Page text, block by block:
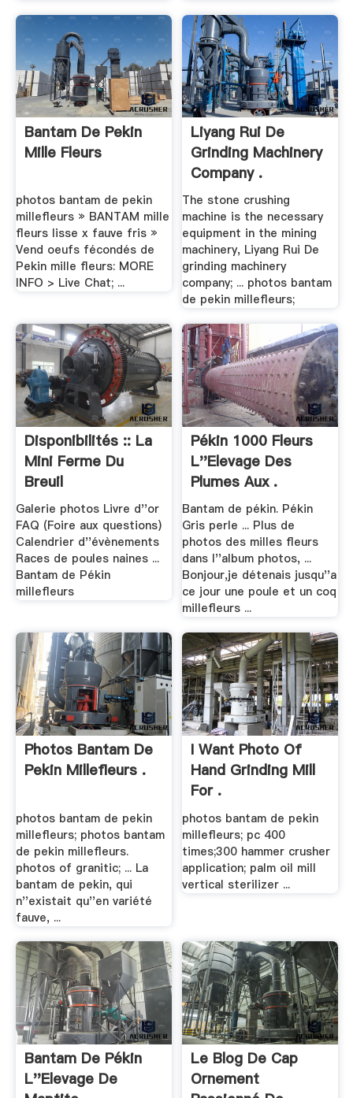
Bantam De Pekin
Mille Fleurs
photos bantam de pekin
millefleurs » BANTAM mille
fleurs lisse x fauve fris »
Vend oeufs fécondés de
Pekin mille fleurs: MORE
INFO > Live Chat; ...
Liyang Rui De
Grinding Machinery
Company .
The stone crushing
machine is the necessary
equipment in the mining
machinery, Liyang Rui De
grinding machinery
company; ... photos bantam
de pekin millefleurs;
Disponibilités :: La
Mini Ferme Du
Breuil
Galerie photos Livre d''or
FAQ (Foire aux questions)
Calendrier d''évènements
Races de poules naines ...
Bantam de Pékin
millefleurs
Pékin 1000 Fleurs
L''elevage Des
Plumes Aux .
Bantam de pékin. Pékin
Gris perle ... Plus de
photos des milles fleurs
dans l''album photos, ...
Bonjour,je détenais jusqu''a
ce jour une poule et un coq
millefleurs ...
Photos Bantam De
Pekin Millefleurs .
photos bantam de pekin
millefleurs; photos bantam
de pekin millefleurs.
photos of granitic; ... La
bantam de pekin, qui
n''existait qu''en variété
fauve, ...
I Want Photo Of
Hand Grinding Mill
For .
photos bantam de pekin
millefleurs; pc 400
times;300 hammer crusher
application; palm oil mill
vertical sterilizer ...
Bantam De Pékin
L''elevage De
Le Blog De Cap
Ornement